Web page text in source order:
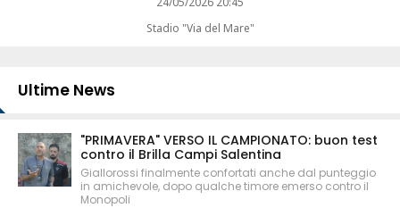
Stadio "Via del Mare"
Ultime News
"PRIMAVERA" VERSO IL CAMPIONATO: buon test
contro il Brilla Campi Salentina
Giallorossi finalmente confortati anche dal punteggio
in amichevole, dopo qualche timore emerso contro il
Monopoli